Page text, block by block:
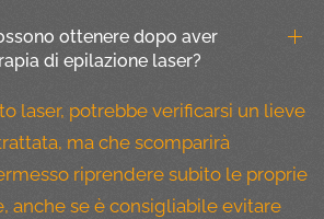
ottenere dopo aver
di epilazione laser?
laser, potrebbe verificarsi un lieve
ma che scomparirà
riprendere subito le proprie
anche se è consigliabile evitare